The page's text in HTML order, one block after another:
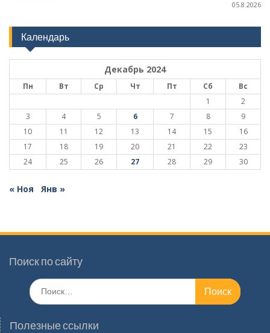
05.8.2026
Календарь
Декабрь 2024
Пн Вт Ср Чт Пт Сб
Вс
1
2
3
4 5 6 7 8
9
10
11 12 13 14 15
16
17
18 19 20 21 22
23
24
25 26 27 28 29 30
« Ноя Янв »
Поиск по сайту
Поиск
по:
Полезные ссылки